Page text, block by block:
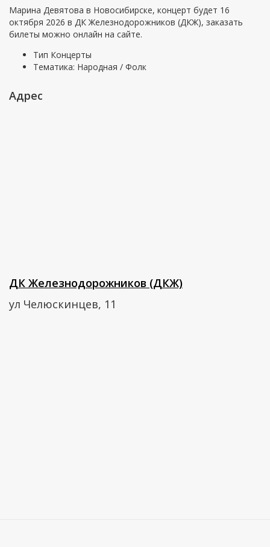
Марина Девятова в Новосибирске, концерт будет 16
октября 2026 в ДК Железнодорожников (ДКЖ), заказать
билеты можно онлайн на сайте.
Тип Концерты
Тематика: Народная / Фолк
Адрес
ДК Железнодорожников (ДКЖ)
ул Челюскинцев, 11